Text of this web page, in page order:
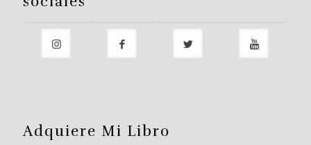
Adquiere Mi Libro